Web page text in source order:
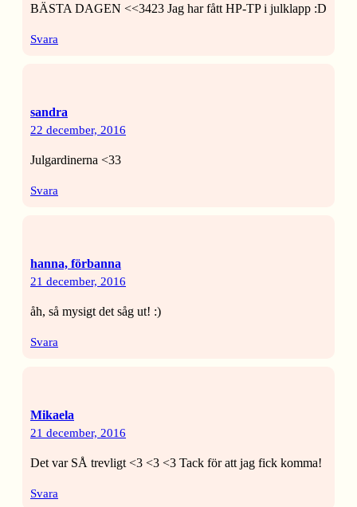
BÄSTA DAGEN <<3423 Jag har fått HP-TP i julklapp :D
Svara
sandra
22 december, 2016
Julgardinerna <33
Svara
hanna, förbanna
21 december, 2016
åh, så mysigt det såg ut! :)
Svara
Mikaela
21 december, 2016
Det var SÅ trevligt <3 <3 <3 Tack för att jag fick komma!
Svara